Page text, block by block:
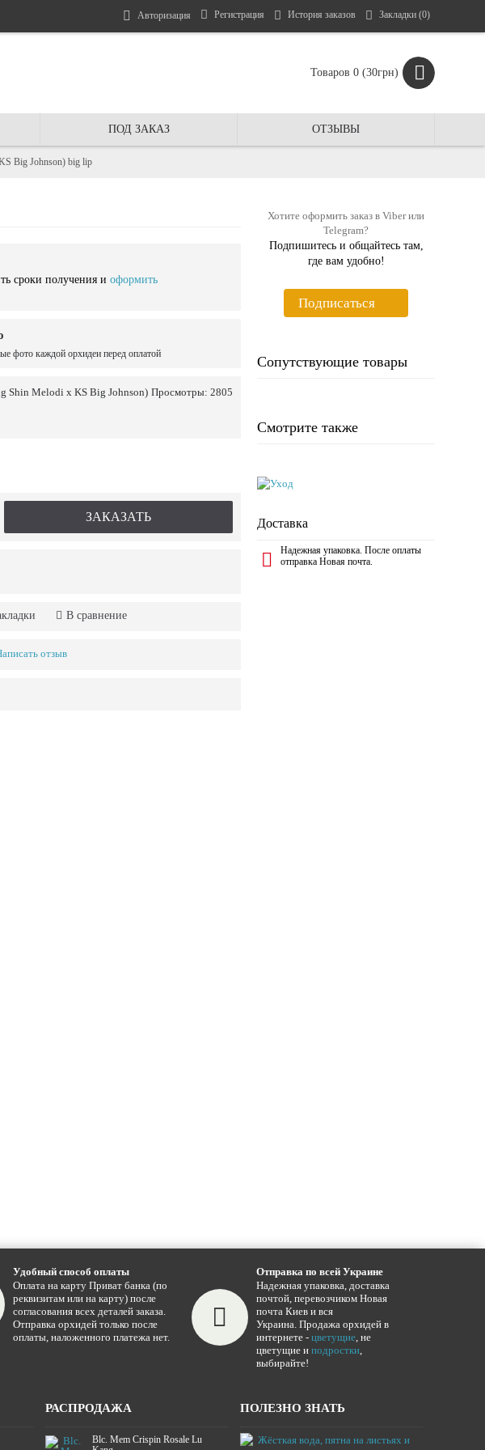
Авторизация Регистрация История заказов Закладки (0)
Товаров 0 (30грн)
ПОД ЗАКАЗ ОТЗЫВЫ
Big Johnson) big lip
Хотите оформить заказ в Viber или
Telegram?
Подпишитесь и общайтесь там,
где вам удобно!
Подписаться
Сопутствующие товары
Смотрите также
Доставка
Надежная упаковка. После оплаты
отправка Новая почта.
сроки получения и оформить
фото каждой орхидеи перед оплатой
Просмотры: 2805
Shin Melodi x KS Big Johnson)
ЗАКАЗАТЬ
В сравнение
отзыв
Удобный способ оплаты
Оплата на карту Приват банка (по
реквизитам или на карту) после
согласования всех деталей заказа.
Отправка орхидей только после
оплаты, наложенного платежа нет.
Отправка по всей Украине
Надежная упаковка, доставка
почтой, перевозчиком Новая
почта Киев и вся
Украина. Продажа орхидей в
интернете - цветущие, не
цветущие и подростки,
выбирайте!
РАСПРОДАЖА
Blc. Mem Crispin Rosale Lu
ПОЛЕЗНО ЗНАТЬ